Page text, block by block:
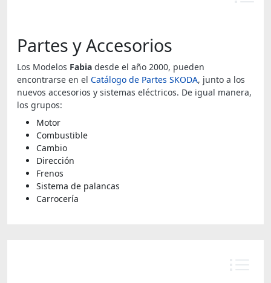
Partes y Accesorios
Los Modelos Fabia desde el año 2000, pueden
encontrarse en el Catálogo de Partes SKODA, junto a los
nuevos accesorios y sistemas eléctricos. De igual manera,
los grupos:
Motor
Combustible
Cambio
Dirección
Frenos
Sistema de palancas
Carrocería